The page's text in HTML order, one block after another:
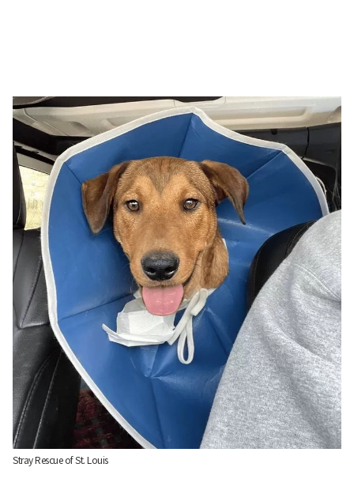
Stray Rescue of St. Louis